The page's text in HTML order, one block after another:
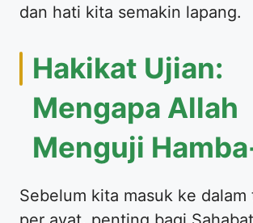
dan hati kita semakin lapang.
Hakikat Ujian:
Mengapa Allah
Menguji
Sebelum kita masuk ke dalam